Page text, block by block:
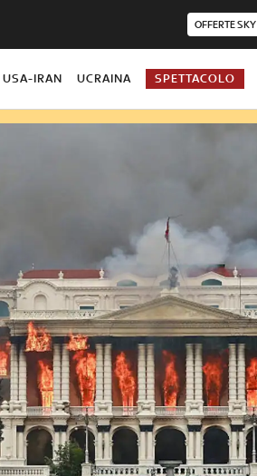
OFFERTE SKY
USA-IRAN UCRAINA SPETTACOLO